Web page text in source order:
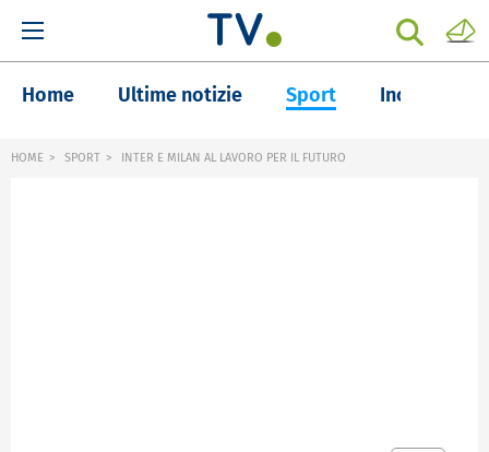
Home Ultime notizie Sport Inchieste
HOME SPORT INTER E MILAN AL LAVORO PER IL FUTURO